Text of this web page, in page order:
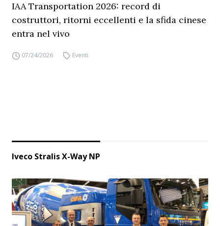
IAA Transportation 2026: record di
costruttori, ritorni eccellenti e la sfida cinese
entra nel vivo
07/24/2026 Eventi
Iveco Stralis X-Way NP